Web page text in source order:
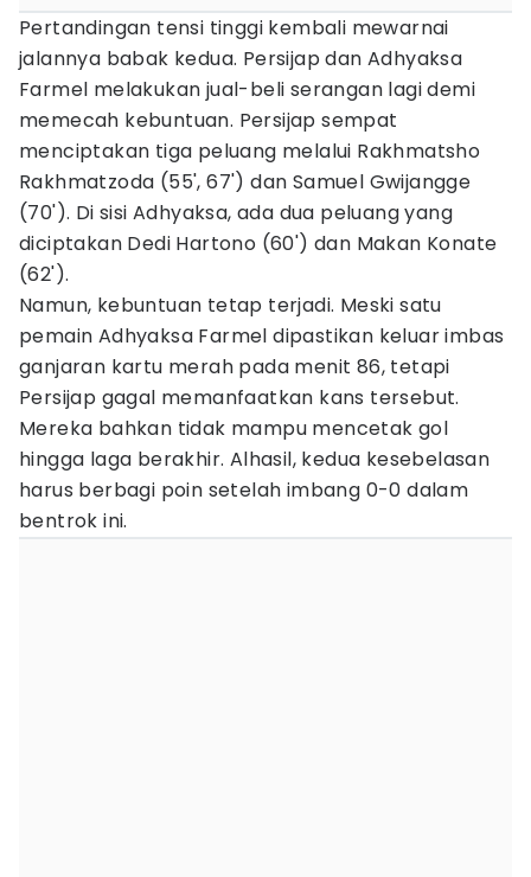
Pertandingan tensi tinggi kembali mewarnai
jalannya babak kedua. Persijap dan Adhyaksa
Farmel melakukan jual-beli serangan lagi demi
memecah kebuntuan. Persijap sempat
menciptakan tiga peluang melalui Rakhmatsho
Rakhmatzoda (55', 67') dan Samuel Gwijangge
(70'). Di sisi Adhyaksa, ada dua peluang yang
diciptakan Dedi Hartono (60') dan Makan Konate
(62').
Namun, kebuntuan tetap terjadi. Meski satu
pemain Adhyaksa Farmel dipastikan keluar imbas
ganjaran kartu merah pada menit 86, tetapi
Persijap gagal memanfaatkan kans tersebut.
Mereka bahkan tidak mampu mencetak gol
hingga laga berakhir. Alhasil, kedua kesebelasan
harus berbagi poin setelah imbang 0-0 dalam
bentrok ini.